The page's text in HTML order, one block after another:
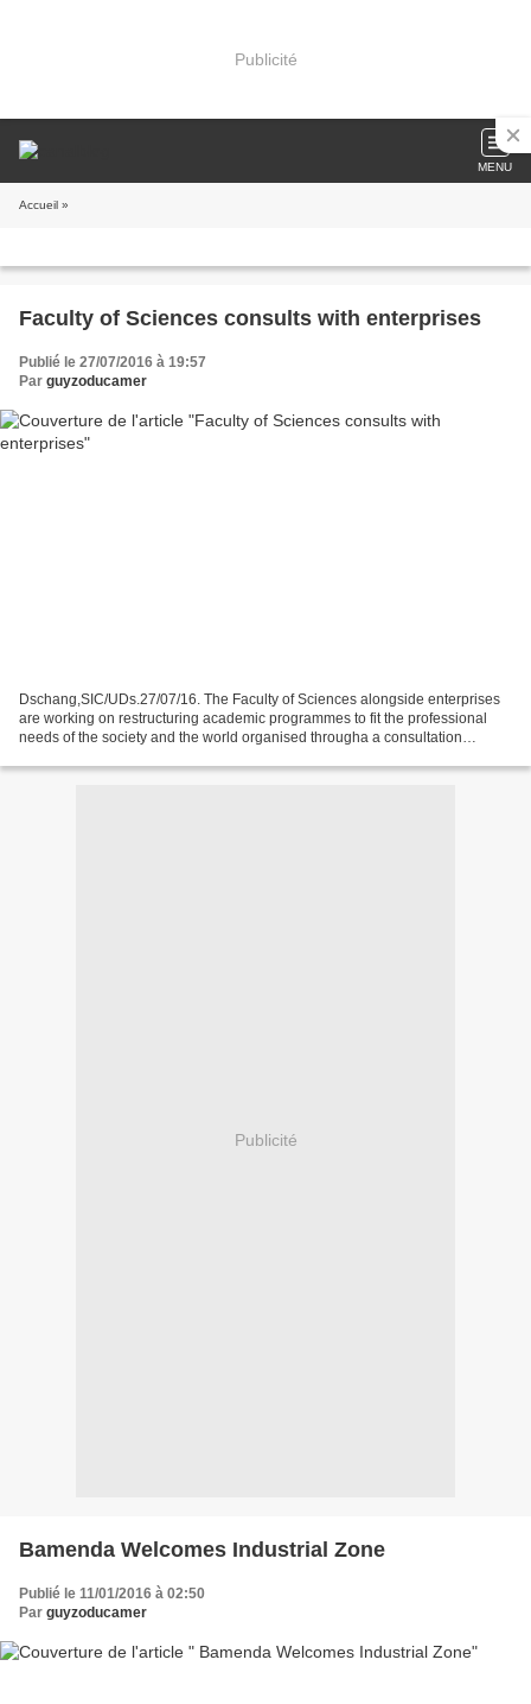
Publicité
MENU
Accueil »
Faculty of Sciences consults with enterprises
Publié le 27/07/2016 à 19:57
Par guyzoducamer
Dschang,SIC/UDs.27/07/16. The Faculty of Sciences alongside enterprises
are working on restructuring academic programmes to fit the professional
needs of the society and the world organised througha a consultation
Publicité
Bamenda Welcomes Industrial Zone
Publié le 11/01/2016 à 02:50
Par guyzoducamer